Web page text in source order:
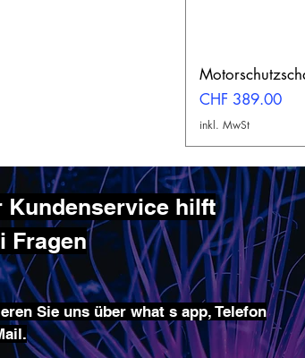
Preis
CHF 389.00
inkl. MwSt
Kundenservice hilft
Fragen
Sie uns über what s app, Telefon